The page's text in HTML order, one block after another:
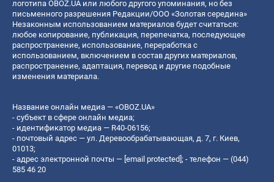
логотипа OBOZ.UA или любого другого упоминания, но без
письменного разрешения Редакции/ООО «Золотая середина»
Незаконным использованием материалов будет считаться:
любое копирование, публикация, перепечатка, последующее
распространение, использование, переработка с
использованием, включением в состав других материалов,
распространение, адаптация, перевод и другие подобные
изменения материала.
Название онлайн медиа — «OBOZ.UA»
- субъект в сфере онлайн медиа;
- идентификатор медиа — R40-06156;
- почтовый адрес — ул. Деревообрабатывающая, д. 7, г. Киев,
01013;
- адрес электронной почты — [email protected]; - телефон — (044)
585 46 20